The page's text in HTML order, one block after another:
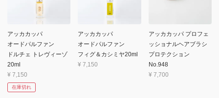
アッカカッパ
オードパルファン
ドルチェ トレヴィーゾ
20ml
¥ 7,150
在庫切れ
アッカカッパ
オードパルファン
フィグ＆カシミヤ20ml
¥ 7,150
アッカカッパ プロフェ
ッショナルヘアブラシ
プロテクション
No.948
¥ 7,700